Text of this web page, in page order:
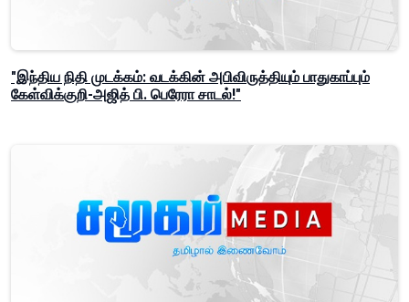
"இந்திய நிதி முடக்கம்: வடக்கின் அபிவிருத்தியும் பாதுகாப்பும்
கேள்விக்குறி-அஜித் பி. பெரேரா சாடல்!"